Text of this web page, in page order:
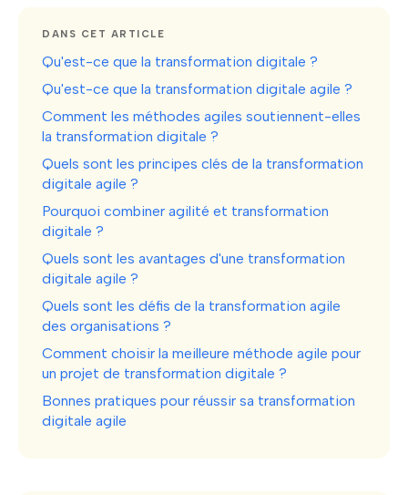
DANS CET ARTICLE
Qu'est-ce que la transformation digitale ?
Qu'est-ce que la transformation digitale agile ?
Comment les méthodes agiles soutiennent-elles
la transformation digitale ?
Quels sont les principes clés de la transformation
digitale agile ?
Pourquoi combiner agilité et transformation
digitale ?
Quels sont les avantages d'une transformation
digitale agile ?
Quels sont les défis de la transformation agile
des organisations ?
Comment choisir la meilleure méthode agile pour
un projet de transformation digitale ?
Bonnes pratiques pour réussir sa transformation
digitale agile